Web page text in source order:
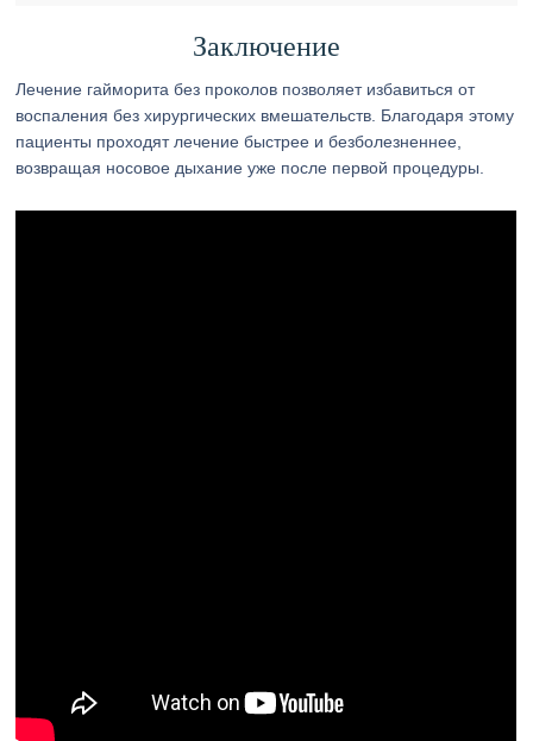
Заключение
Лечение гайморита без проколов позволяет избавиться от
воспаления без хирургических вмешательств. Благодаря этому
пациенты проходят лечение быстрее и безболезненнее,
возвращая носовое дыхание уже после первой процедуры.